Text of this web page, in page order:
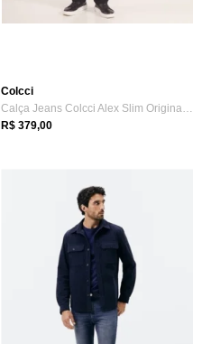
Colcci
Calça Jeans Colcci Alex Slim Original Pr...
R$ 379,00